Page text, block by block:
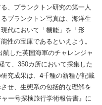
、プランクトン研究の第一人
プランクトン写真は、海洋生
代において「機能」を「形
性の宝庫であるといえよう。
した英国海軍のチャレンジャ
て、350カ所において採集した
究成果は、4千種の新種が記載
せ、生態系の包括的な理解を
ー号探検旅行学術報告書』に